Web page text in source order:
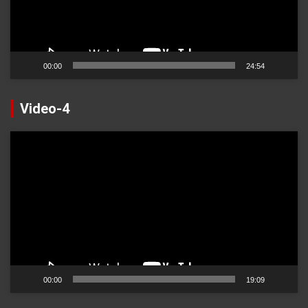
00:00 24:54
Video-4
00:00 19:09